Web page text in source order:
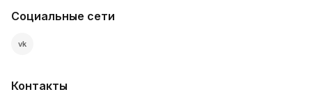
Социальные сети
vk
Контакты